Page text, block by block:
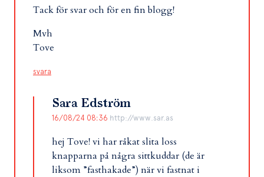
Tack för svar och för en fin blogg!
Mvh
Tove
svara
Sara Edström
16/08/24 08:36 http://www.sar.as
hej Tove! vi har råkat slita loss
knapparna på några sittkuddar (de är
liksom ”fasthakade”) när vi fastnat i